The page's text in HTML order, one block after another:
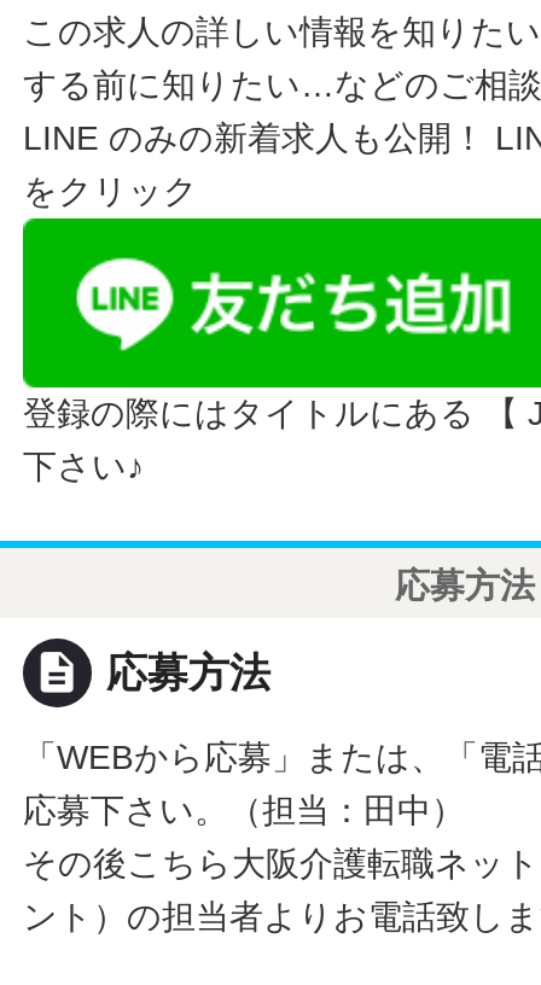
この求人の詳しい情報を知りた
する前に知りたい…などのご相
LINE のみの新着求人も公開！
をクリック
登録の際にはタイトルにある 【
下さい♪
応募方法
description 応募方法
「WEBから応募」または、「電
応募下さい。（担当：田中）
その後こちら大阪介護転職ネッ
ント）の担当者よりお電話致し